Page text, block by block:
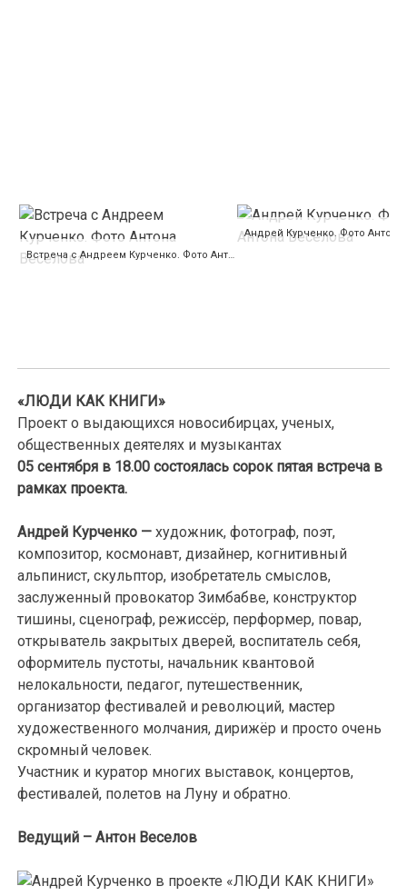
«ЛЮДИ КАК КНИГИ»
Проект о выдающихся новосибирцах, ученых,
общественных деятелях и музыкантах
05 сентября в 18.00 состоялась сорок пятая встреча в
рамках проекта.
Андрей Курченко —художник, фотограф, поэт,
композитор, космонавт, дизайнер, когнитивный
альпинист, скульптор, изобретатель смыслов,
заслуженный провокатор Зимбабве, конструктор
тишины, сценограф, режиссёр, перформер, повар,
открыватель закрытых дверей, воспитатель себя,
оформитель пустоты, начальник квантовой
нелокальности, педагог, путешественник,
организатор фестивалей и революций, мастер
художественного молчания, дирижёр и просто очень
скромный человек.
Участник и куратор многих выставок, концертов,
фестивалей, полетов на Луну и обратно.
Ведущий – Антон Веселов